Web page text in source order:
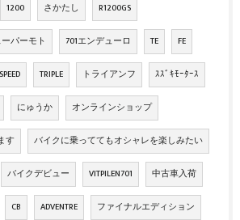
1200 さかたし R1200GS
パーモト 701エンデューロ TE FE
SPEED TRIPLE トライアンフ ｽｽﾞｷﾓｰﾀｰｽ
にゅうか オンラインショップ
す バイクに乗っててもオシャレを楽しみたい
バイクデビュー VITPILEN701 中古車入荷
CB ADVENTRE ファイナルエディション